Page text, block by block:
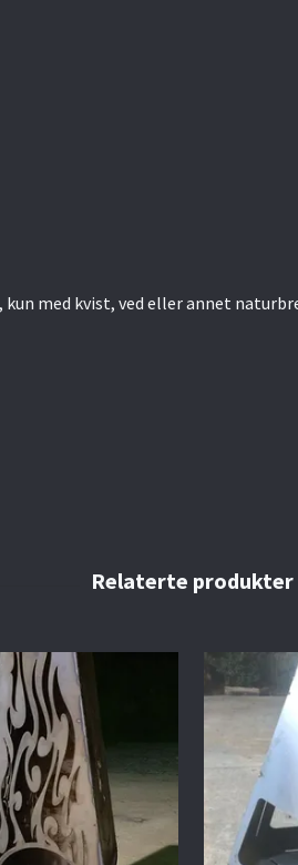
med kvist, ved eller annet